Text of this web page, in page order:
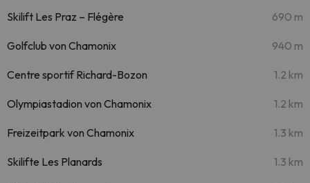
Skilift Les Praz – Flégère 690 m
Golfclub von Chamonix 940 m
Centre sportif Richard-Bozon 1.2 km
Olympiastadion von Chamonix 1.2 km
Freizeitpark von Chamonix 1.3 km
Skilifte Les Planards 1.3 km